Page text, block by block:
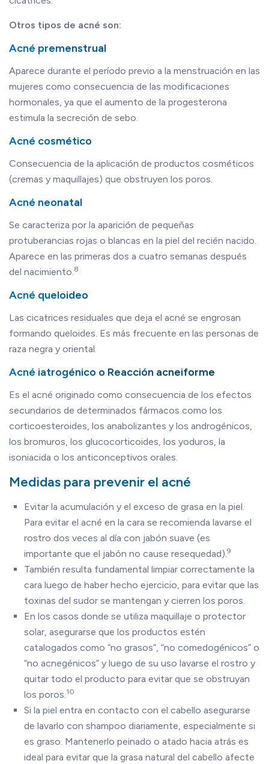
Otros tipos de acné son:
Acné premenstrual
Aparece durante el período previo a la menstruación en las
mujeres como consecuencia de las modificaciones
hormonales, ya que el aumento de la progesterona
estimula la secreción de sebo.
Acné cosmético
Consecuencia de la aplicación de productos cosméticos
(cremas y maquillajes) que obstruyen los poros.
Acné neonatal
Se caracteriza por la aparición de pequeñas
protuberancias rojas o blancas en la piel del recién nacido.
Aparece en las primeras dos a cuatro semanas después
del nacimiento.8
Acné queloideo
Las cicatrices residuales que deja el acné se engrosan
formando queloides. Es más frecuente en las personas de
raza negra y oriental.
Acné iatrogénico o Reacción acneiforme
Es el acné originado como consecuencia de los efectos
secundarios de determinados fármacos como los
corticoesteroides, los anabolizantes y los androgénicos,
los bromuros, los glucocorticoides, los yoduros, la
isoniacida o los anticonceptivos orales.
Medidas para prevenir el acné
Evitar la acumulación y el exceso de grasa en la piel.
Para evitar el acné en la cara se recomienda lavarse el
rostro dos veces al día con jabón suave (es
importante que el jabón no cause resequedad).9
También resulta fundamental limpiar correctamente la
cara luego de haber hecho ejercicio, para evitar que las
toxinas del sudor se mantengan y cierren los poros.
En los casos donde se utiliza maquillaje o protector
solar, asegurarse que los productos estén
catalogados como “no grasos”, “no comedogénicos” o
“no acnegénicos” y luego de su uso lavarse el rostro y
quitar todo el producto para evitar que se obstruyan
los poros.10
Si la piel entra en contacto con el cabello asegurarse
de lavarlo con shampoo diariamente, especialmente si
es graso. Mantenerlo peinado o atado hacia atrás es
ideal para evitar que la grasa natural del cabello afecte